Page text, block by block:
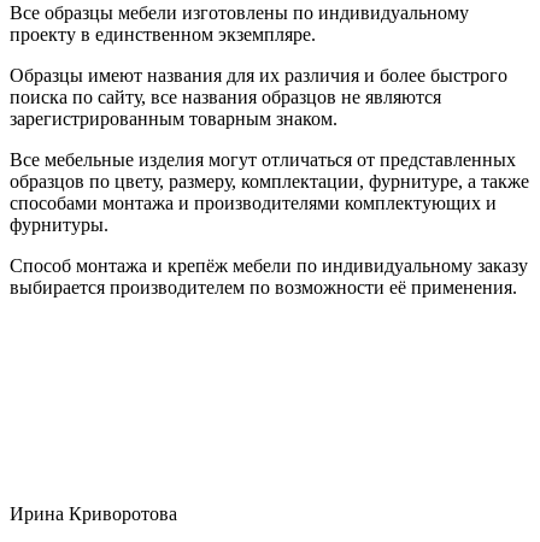
Все образцы мебели изготовлены по индивидуальному
проекту в единственном экземпляре.
Образцы имеют названия для их различия и более быстрого
поиска по сайту, все названия образцов не являются
зарегистрированным товарным знаком.
Все мебельные изделия могут отличаться от представленных
образцов по цвету, размеру, комплектации, фурнитуре, а также
способами монтажа и производителями комплектующих и
фурнитуры.
Способ монтажа и крепёж мебели по индивидуальному заказу
выбирается производителем по возможности её применения.
Ирина Криворотова